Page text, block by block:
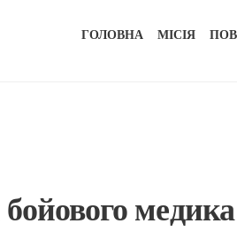
ГОЛОВНА МІСІЯ
медика